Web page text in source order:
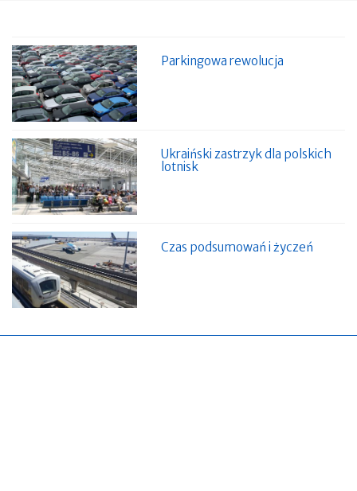
Parkingowa rewolucja
Ukraiński zastrzyk dla polskich
lotnisk
Czas podsumowań i życzeń